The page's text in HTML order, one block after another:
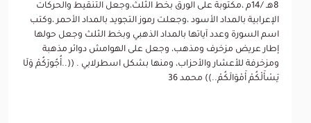
8هـ /14م ،مكتوبة على الورق بخط الثلث،وجعل التنقيط والحركات
الإعرابية بالمداد الأسود ،وجعلت رموز التجويد بالمداد الأحمر ،وكتب
اسم السورة وعدد آياتها بالمداد الذهبي وبخط الثلث وجعل حولها
إطار عريض مزخرف ومذهب، وجعل على الهوامش دوائر مذهبة
ومزخرفة للأعشار والأحزاب، ومنها بشكل اسطرلابي . ((..أُجُورَكُمْ وَلَا
يَسْأَلْكُمْ أَمْوَالَكُمْ..)) محمد 36